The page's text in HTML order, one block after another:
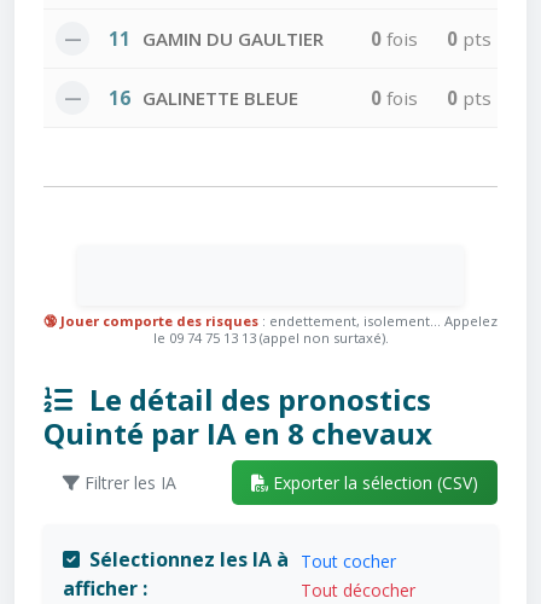
— 11 GAMIN DU GAULTIER 0 fois 0 pts
— 16 GALINETTE BLEUE 0 fois 0 pts
🔞 Jouer comporte des risques : endettement, isolement... Appelez
le 09 74 75 13 13 (appel non surtaxé).
Le détail des pronostics
Quinté par IA en 8 chevaux
Filtrer les IA Exporter la sélection (CSV)
Sélectionnez les IA à
afficher :
Tout cocher
Tout décocher